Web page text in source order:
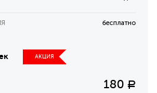
бесплатно
АКЦИЯ
180 Р